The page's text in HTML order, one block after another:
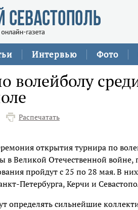
Интервью Фото
волейболу
Распечатать
открытия турнира по
в Великой Отечественной
пройдут с 25 по 28 мая. В
Петербурга, Керчи и
определять сильнейшие